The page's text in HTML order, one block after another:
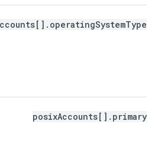
posixAccounts[].primary